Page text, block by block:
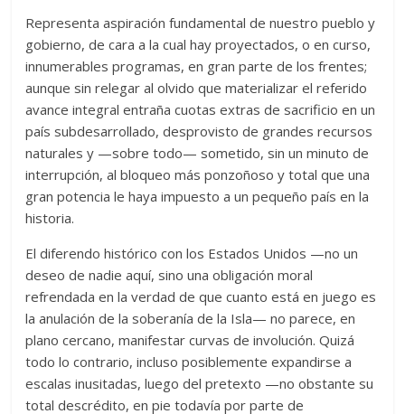
Representa aspiración fundamental de nuestro pueblo y
gobierno, de cara a la cual hay proyectados, o en curso,
innumerables programas, en gran parte de los frentes;
aunque sin relegar al olvido que materializar el referido
avance integral entraña cuotas extras de sacrificio en un
país subdesarrollado, desprovisto de grandes recursos
naturales y —sobre todo— sometido, sin un minuto de
interrupción, al bloqueo más ponzoñoso y total que una
gran potencia le haya impuesto a un pequeño país en la
historia.
El diferendo histórico con los Estados Unidos —no un
deseo de nadie aquí, sino una obligación moral
refrendada en la verdad de que cuanto está en juego es
la anulación de la soberanía de la Isla— no parece, en
plano cercano, manifestar curvas de involución. Quizá
todo lo contrario, incluso posiblemente expandirse a
escalas inusitadas, luego del pretexto —no obstante su
total descrédito, en pie todavía por parte de